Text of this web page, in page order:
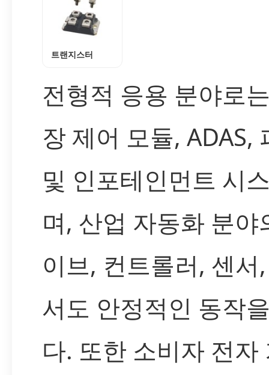
트랜지스터
전형적 응용 분야로
장 제어 모듈, ADAS,
및 인포테인먼트 시
며, 산업 자동화 분야
이브, 컨트롤러, 센서
서도 안정적인 동작
다. 또한 소비자 전자